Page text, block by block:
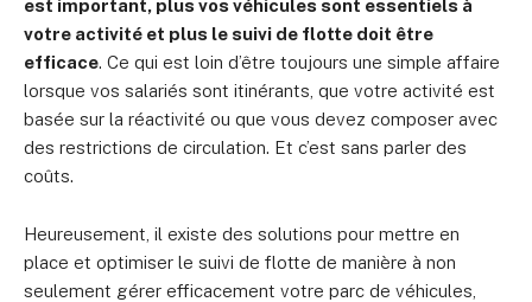
est important, plus vos véhicules sont essentiels à
votre activité et plus le suivi de flotte doit être
efficace. Ce qui est loin d’être toujours une simple affaire
lorsque vos salariés sont itinérants, que votre activité est
basée sur la réactivité ou que vous devez composer avec
des restrictions de circulation. Et c’est sans parler des
coûts.
Heureusement, il existe des solutions pour mettre en
place et optimiser le suivi de flotte de manière à non
seulement gérer efficacement votre parc de véhicules,